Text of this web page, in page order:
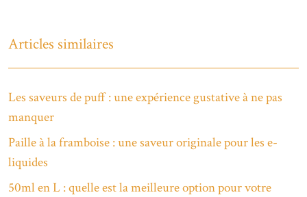
Articles similaires
Les saveurs de puff : une expérience gustative à ne pas
manquer
Paille à la framboise : une saveur originale pour les e-
liquides
50ml en L : quelle est la meilleure option pour votre